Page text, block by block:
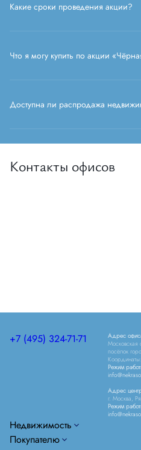
Какие сроки проведения акции?
Что я могу купить по акции
Доступна ли распродажа
Контакты офисов
Недвижимость
Покупателю
+7 (495) 324-71-71
Адрес
Московская
посёлок
Режим
Адрес
г. Москва,
Режим